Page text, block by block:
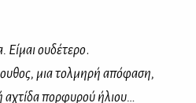
Εί­μαι ου­δέ­τε­ρο.
μια τολ­μη­ρή από­φα­ση,
αχτί­δα πορ­φυ­ρού ήλιου…